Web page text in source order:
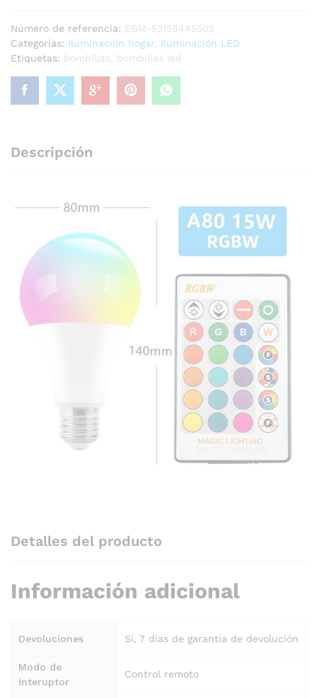
Número de referencia: EGM-52158445505
Categorías: Iluminación hogar
Iluminación LED
Etiquetas: bombillas bombillas led
Descripción
Detalles del producto
Información adicional
Devoluciones Sí, 7 días de garantía de devolución
Modo de
interuptor
Control remoto